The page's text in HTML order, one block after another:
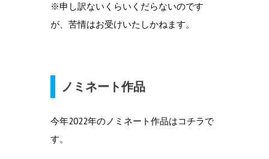
※申し訳ないくらいくだらないのです
が、苦情はお受けいたしかねます。
ノミネート作品
今年2022年のノミネート作品はコチラで
す。